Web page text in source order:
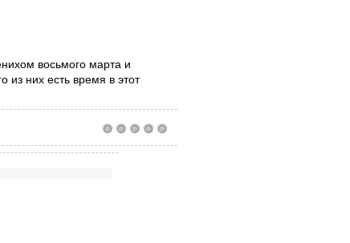
восьмого марта и
из них есть время в этот